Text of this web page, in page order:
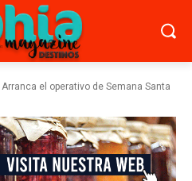
Arranca el operativo de Semana Santa